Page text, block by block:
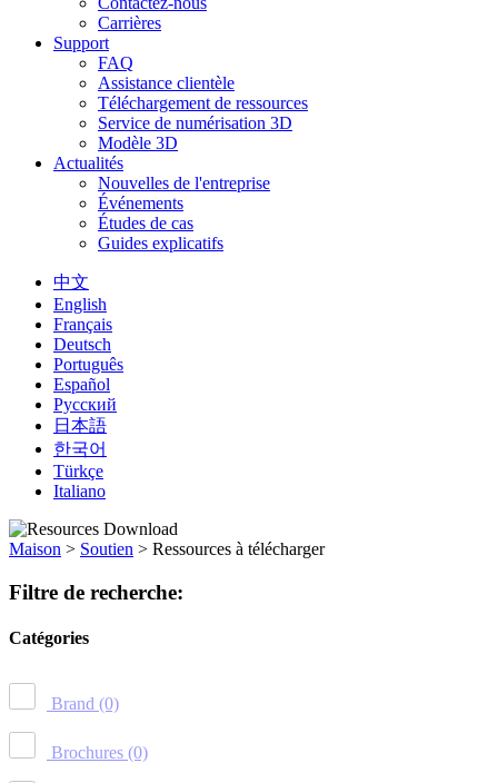
Carrières
Support
FAQ
Assistance clientèle
Téléchargement de ressources
Service de numérisation 3D
Modèle 3D
Actualités
Nouvelles de l'entreprise
Événements
Études de cas
Guides explicatifs
中文
English
Français
Deutsch
Português
Español
Русский
日本語
한국어
Türkçe
Italiano
Maison > Soutien > Ressources à télécharger
Filtre de recherche:
Catégories
Brand (0)
Brochures (0)